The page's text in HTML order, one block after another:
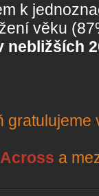
k
věku
nebližších
gratulujeme
Across a